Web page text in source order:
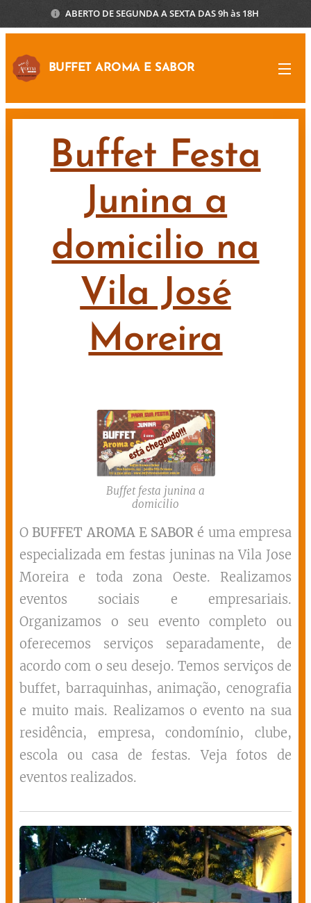
ABERTO DE SEGUNDA A SEXTA DAS 9h às 18H
BUFFET AROMA E SABOR
Buffet Festa
Junina a
domicilio na
Vila José
Moreira
Buffet festa junina a
domicilio
O BUFFET AROMA E SABOR é uma empresa
especializada em festas juninas na Vila Jose
Moreira e toda zona Oeste. Realizamos
eventos sociais e empresariais.
Organizamos o seu evento completo ou
oferecemos serviços separadamente, de
acordo com o seu desejo. Temos serviços de
buffet, barraquinhas, animação, cenografia
e muito mais. Realizamos o evento na sua
residência, empresa, condomínio, clube,
escola ou casa de festas. Veja fotos de
eventos realizados.